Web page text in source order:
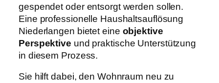
gespendet oder entsorgt werden sollen.
Eine professionelle Haushaltsauflösung
Niederlangen bietet eine objektive
Perspektive und praktische Unterstützung
in diesem Prozess.
Sie hilft dabei, den Wohnraum neu zu